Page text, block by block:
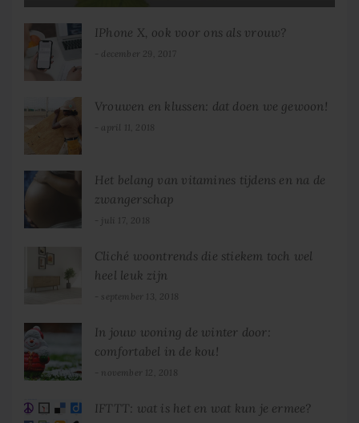
IPhone X, ook voor ons als vrouw?
december 29, 2017
Vrouwen en klussen: dat doen we gewoon!
april 11, 2018
Het belang van vitamines tijdens en na de
zwangerschap
juli 17, 2018
Cliché woontrends die stiekem toch wel
heel leuk zijn
september 13, 2018
In jouw woning de winter door:
comfortabel in de kou!
november 12, 2018
IFTTT: wat is het en wat kun je ermee?